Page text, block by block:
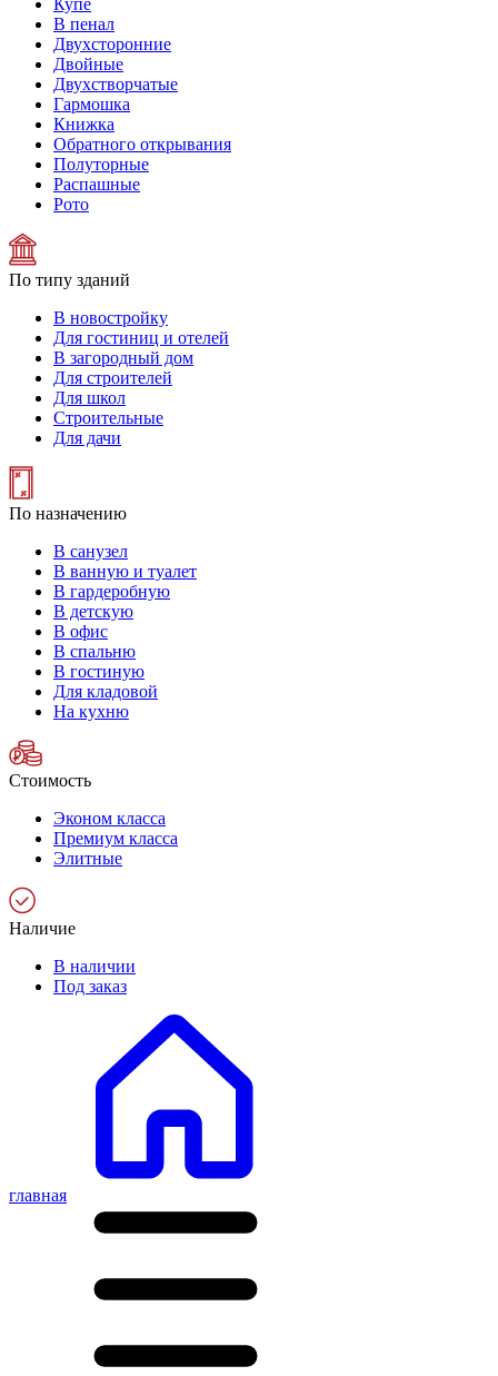
Купе
В пенал
Двухсторонние
Двойные
Двухстворчатые
Гармошка
Книжка
Обратного открывания
Полуторные
Распашные
Рото
По типу зданий
В новостройку
Для гостиниц и отелей
В загородный дом
Для строителей
Для школ
Строительные
Для дачи
По назначению
В санузел
В ванную и туалет
В гардеробную
В детскую
В офис
В спальню
В гостиную
Для кладовой
На кухню
Стоимость
Эконом класса
Премиум класса
Элитные
Наличие
В наличии
Под заказ
главная